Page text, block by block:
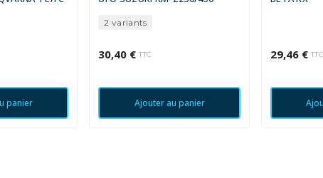
panier
2 variants
30,40 € TTC
Ajouter au panier
29,46 € TTC